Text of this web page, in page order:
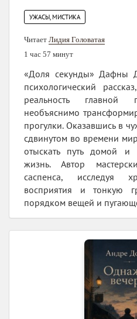
УЖАСЫ, МИСТИКА
Читает Лидия Головатая
1 час 57 минут
«Доля секунды» Дафны
психологический
реальность
необъяснимо
прогулки. Оказавшись в
сдвинутом во времени
отыскать путь домой
жизнь. Автор
саспенса, исследуя
восприятия и тонкую
порядком вещей и